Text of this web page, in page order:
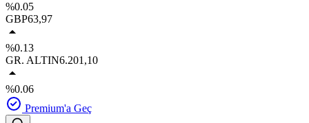
%0.05
GBP63,97
%0.13
GR. ALTIN6.201,10
%0.06
Premium'a Geç